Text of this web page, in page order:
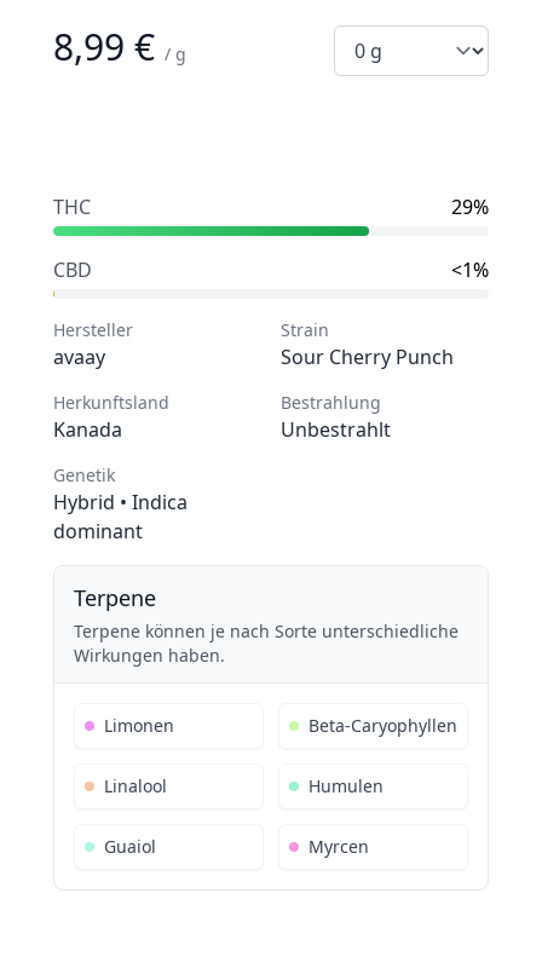
8,99 € / g
PRODUCT_DETAIL.details
THC 29%
CBD <1%
Hersteller
avaay
Strain
Sour Cherry Punch
Herkunftsland
Kanada
Bestrahlung
Unbestrahlt
Genetik
Hybrid • Indica
dominant
Terpene
Terpene können je nach Sorte unterschiedliche
Wirkungen haben.
Limonen Beta-Caryophyllen
Linalool Humulen
Guaiol Myrcen